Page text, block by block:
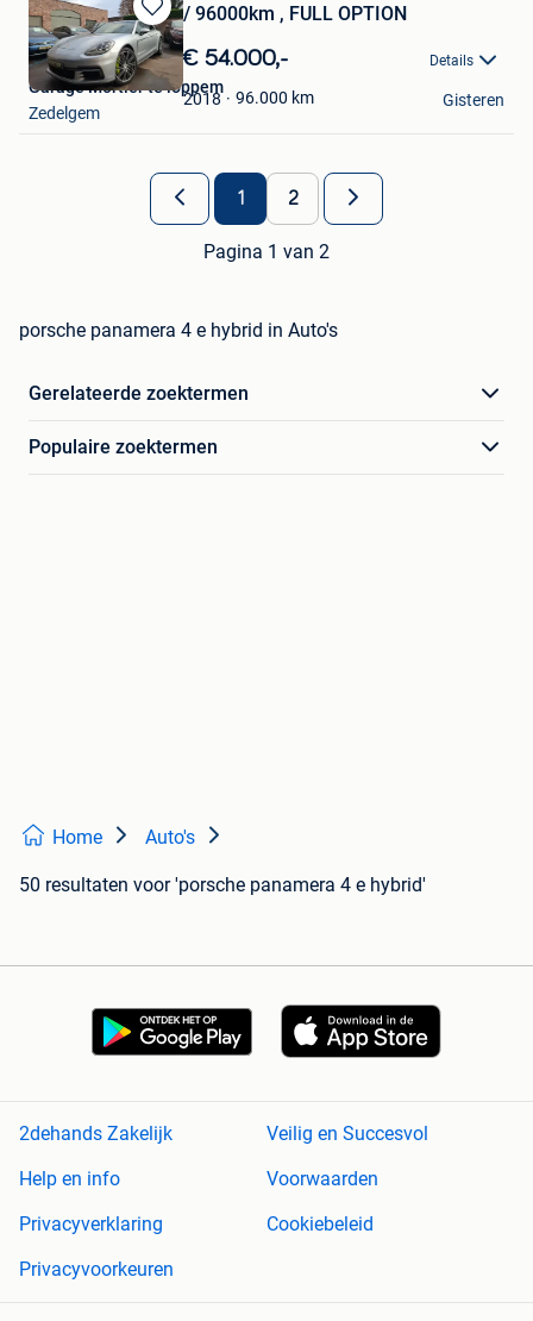
Bewaren
in
Mijn
Favorieten
/ 96000km , FULL OPTION
€ 54.000,- Details
2018 96.000 km
Garage Mortier te loppem
Zedelgem
Gisteren
1 2
Pagina 1 van 2
porsche panamera 4 e hybrid in Auto's
Gerelateerde zoektermen
Populaire zoektermen
Home Auto's
50 resultaten voor 'porsche panamera 4 e hybrid'
2dehands Zakelijk
Veilig en Succesvol
Help en info
Voorwaarden
Privacyverklaring
Cookiebeleid
Privacyvoorkeuren